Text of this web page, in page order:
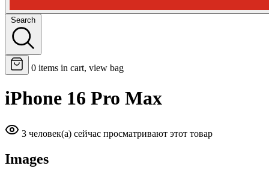
Search
0 items in cart, view bag
iPhone 16 Pro Max
3 человек(а) сейчас просматривают этот товар
Images